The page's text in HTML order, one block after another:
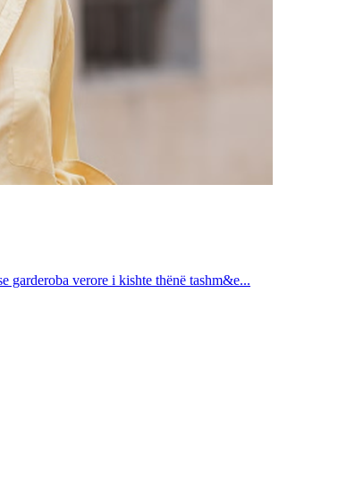
garderoba verore i kishte thënë tashm&e...